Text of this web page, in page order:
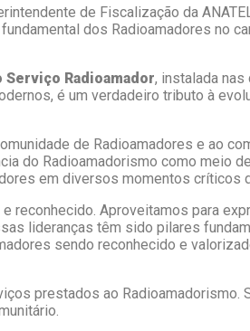
de Fiscalização da
dos Radioamadores no
Radioamador, instalada nas
é um verdadeiro tributo à
de Radioamadores e ao
do Radioamadorismo como meio
em diversos momentos críticos
reconhecido. Aproveitamos para
lideranças têm sido pilares
sendo reconhecido e
prestados ao Radioamadorismo.